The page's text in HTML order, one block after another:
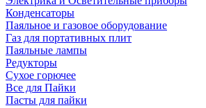
Конденсаторы
Паяльное и газовое оборудование
Газ для портативных плит
Паяльные лампы
Редукторы
Сухое горючее
Все для Пайки
Пасты для пайки